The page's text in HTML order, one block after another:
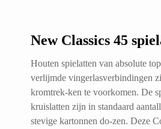
New Classics 45
Houten spielatten van absolute
verlijmde vingerlasverbindingen
kromtrek-ken te voorkomen. De
kruislatten zijn in standaard
stevige kartonnen do-zen. Deze